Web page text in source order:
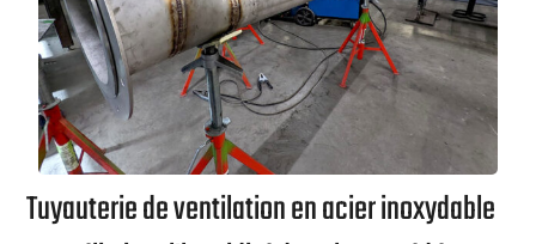
Tuyauterie de ventilation en acier inoxydable